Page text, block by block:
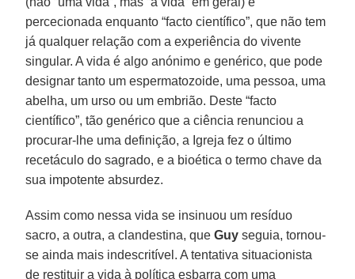
percecionada enquanto “facto científico”, que não tem
já qualquer relação com a experiência do vivente
singular. A vida é algo anónimo e genérico, que pode
designar tanto um espermatozoide, uma pessoa, uma
abelha, um urso ou um embrião. Deste “facto
científico”, tão genérico que a ciência renunciou a
procurar-lhe uma definição, a Igreja fez o último
recetáculo do sagrado, e a bioética o termo chave da
sua impotente absurdez.
Assim como nessa vida se insinuou um resíduo
sacro, a outra, a clandestina, que Guy seguia, tornou-
se ainda mais indescritível. A tentativa situacionista
de restituir a vida à política esbarra com uma